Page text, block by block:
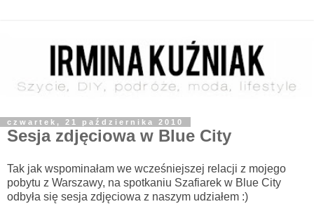
czwartek, 21 października 2010
Sesja zdjęciowa w Blue City
Tak jak wspominałam we wcześniejszej relacji z mojego
pobytu z Warszawy, na spotkaniu Szafiarek w Blue City
odbyła się sesja zdjęciowa z naszym udziałem :)